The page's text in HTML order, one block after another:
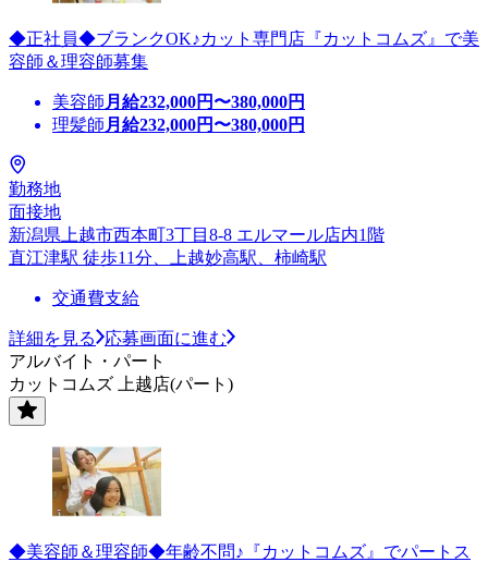
◆正社員◆ブランクOK♪カット専門店『カットコムズ』で美
容師＆理容師募集
美容師 月給232,000円〜380,000円
理髪師 月給232,000円〜380,000円
勤務地
面接地
新潟県上越市西本町3丁目8-8 エルマール店内1階
直江津駅 徒歩11分、上越妙高駅、柿崎駅
交通費支給
詳細を見る
応募画面に進む
アルバイト・パート
カットコムズ 上越店(パート)
◆美容師＆理容師◆年齢不問♪『カットコムズ』でパートス